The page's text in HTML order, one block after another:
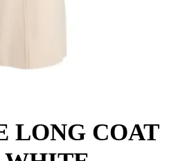
LONG COAT